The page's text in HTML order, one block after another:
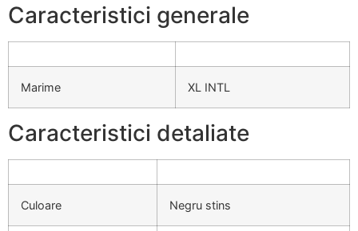
Caracteristici generale
Marime XL INTL
Caracteristici detaliate
Culoare Negru stins